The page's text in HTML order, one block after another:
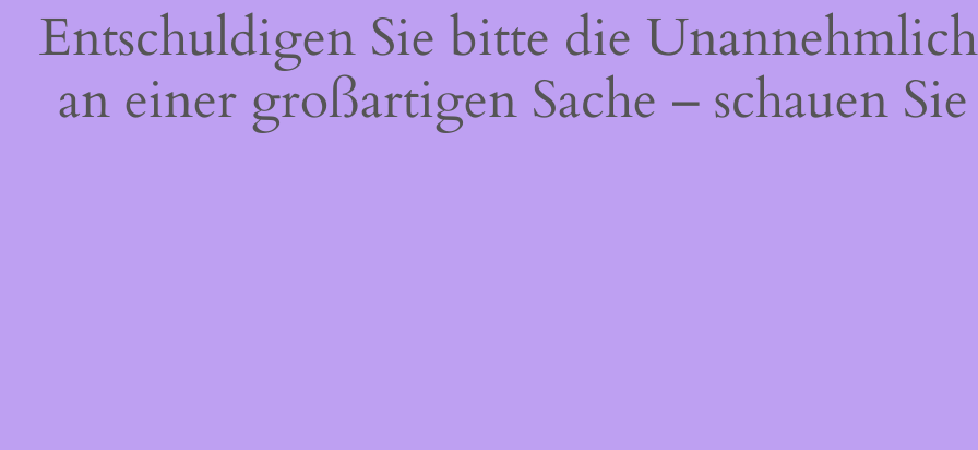
Entschuldigen Sie bitte die
an einer großartigen Sache – schauen